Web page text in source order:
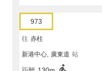
973
往 赤柱
新港中心, 廣東道 站